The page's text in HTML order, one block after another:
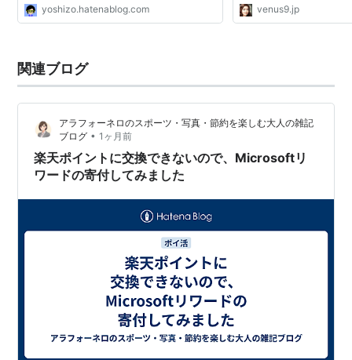
yoshizo.hatenablog.com venus9.jp
関連ブログ
アラフォーネロのスポーツ・写真・節約を楽しむ大人の雑記
ブログ • 1ヶ月前
楽天ポイントに交換できないので、Microsoftリ
ワードの寄付してみました